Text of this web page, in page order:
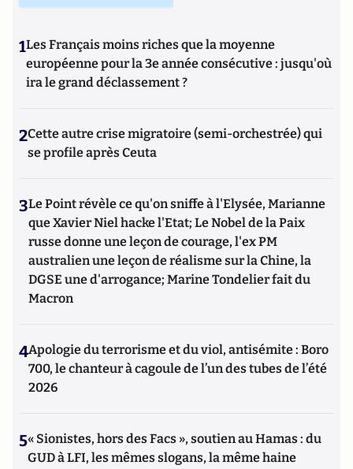
1Les Français moins riches que la moyenne
européenne pour la 3e année consécutive : jusqu'où
ira le grand déclassement ?
2Cette autre crise migratoire (semi-orchestrée) qui
se profile après Ceuta
3Le Point révèle ce qu'on sniffe à l'Elysée, Marianne
que Xavier Niel hacke l'Etat; Le Nobel de la Paix
russe donne une leçon de courage, l'ex PM
australien une leçon de réalisme sur la Chine, la
DGSE une d'arrogance; Marine Tondelier fait du
Macron
4Apologie du terrorisme et du viol, antisémite : Boro
700, le chanteur à cagoule de l’un des tubes de l’été
2026
5« Sionistes, hors des Facs », soutien au Hamas : du
GUD à LFI, les mêmes slogans, la même haine